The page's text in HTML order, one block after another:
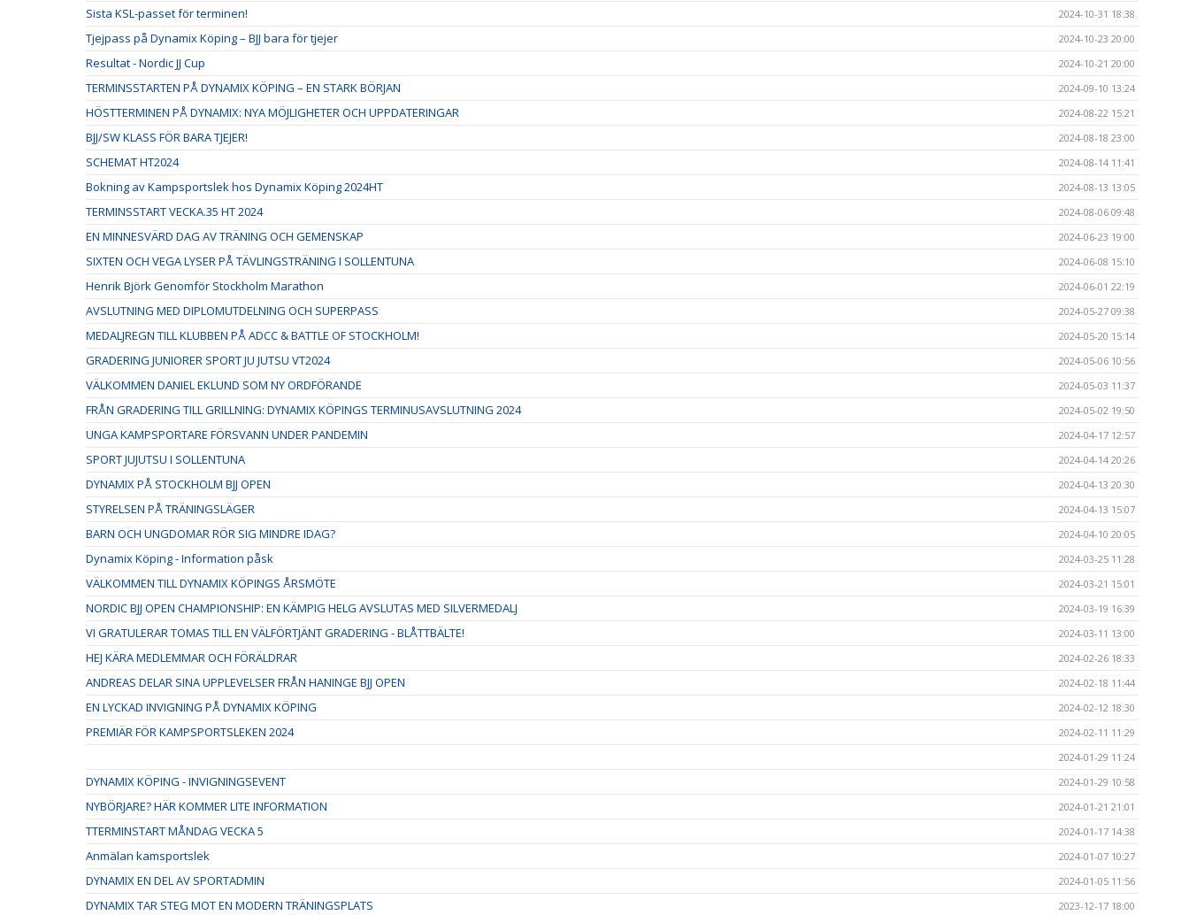
Sista KSL-passet för terminen! 2024-10-31 18:38
Tjejpass på Dynamix Köping – BJJ bara för tjejer 2024-10-23 20:00
Resultat - Nordic JJ Cup 2024-10-21 20:00
TERMINSSTARTEN PÅ DYNAMIX KÖPING – EN STARK BÖRJAN 2024-09-10 13:24
HÖSTTERMINEN PÅ DYNAMIX: NYA MÖJLIGHETER OCH UPPDATERINGAR 2024-08-22 15:21
BJJ/SW KLASS FÖR BARA TJEJER! 2024-08-18 23:00
SCHEMAT HT2024 2024-08-14 11:41
Bokning av Kampsportslek hos Dynamix Köping 2024HT 2024-08-13 13:05
TERMINSSTART VECKA.35 HT 2024 2024-08-06 09:48
EN MINNESVÄRD DAG AV TRÄNING OCH GEMENSKAP 2024-06-23 19:00
SIXTEN OCH VEGA LYSER PÅ TÄVLINGSTRÄNING I SOLLENTUNA 2024-06-08 15:10
Henrik Björk Genomför Stockholm Marathon 2024-06-01 22:19
AVSLUTNING MED DIPLOMUTDELNING OCH SUPERPASS 2024-05-27 09:38
MEDALJREGN TILL KLUBBEN PÅ ADCC & BATTLE OF STOCKHOLM! 2024-05-20 15:14
GRADERING JUNIORER SPORT JU JUTSU VT2024 2024-05-06 10:56
VÄLKOMMEN DANIEL EKLUND SOM NY ORDFÖRANDE 2024-05-03 11:37
FRÅN GRADERING TILL GRILLNING: DYNAMIX KÖPINGS TERMINUSAVSLUTNING 2024 2024-05-02 19:50
UNGA KAMPSPORTARE FÖRSVANN UNDER PANDEMIN 2024-04-17 12:57
SPORT JUJUTSU I SOLLENTUNA 2024-04-14 20:26
DYNAMIX PÅ STOCKHOLM BJJ OPEN 2024-04-13 20:30
STYRELSEN PÅ TRÄNINGSLÄGER 2024-04-13 15:07
BARN OCH UNGDOMAR RÖR SIG MINDRE IDAG? 2024-04-10 20:05
Dynamix Köping - Information påsk 2024-03-25 11:28
VÄLKOMMEN TILL DYNAMIX KÖPINGS ÅRSMÖTE 2024-03-21 15:01
NORDIC BJJ OPEN CHAMPIONSHIP: EN KÄMPIG HELG AVSLUTAS MED SILVERMEDALJ 2024-03-19 16:39
VI GRATULERAR TOMAS TILL EN VÄLFÖRTJÄNT GRADERING - BLÅTTBÄLTE! 2024-03-11 13:00
HEJ KÄRA MEDLEMMAR OCH FÖRÄLDRAR 2024-02-26 18:33
ANDREAS DELAR SINA UPPLEVELSER FRÅN HANINGE BJJ OPEN 2024-02-18 11:44
EN LYCKAD INVIGNING PÅ DYNAMIX KÖPING 2024-02-12 18:30
PREMIÄR FÖR KAMPSPORTSLEKEN 2024
2024-02-11 11:29
2024-01-29 11:24
DYNAMIX KÖPING - INVIGNINGSEVENT 2024-01-29 10:58
NYBÖRJARE? HÄR KOMMER LITE INFORMATION 2024-01-21 21:01
TTERMINSTART MÅNDAG VECKA 5 2024-01-17 14:38
Anmälan kamsportslek 2024-01-07 10:27
DYNAMIX EN DEL AV SPORTADMIN 2024-01-05 11:56
DYNAMIX TAR STEG MOT EN MODERN TRÄNINGSPLATS 2023-12-17 18:00